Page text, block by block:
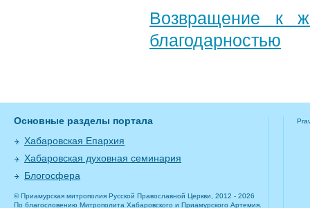
Возвращение к
благодарностью
Основные разделы портала
Хабаровская Епархия
Хабаровская духовная семинария
Блогосфера
© Приамурская митрополия Русской Православной Церкви, 2012 - 2026
По благословению Митрополита Хабаровского и Приамурского Артемия.